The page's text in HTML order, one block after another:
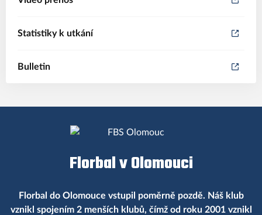
Statistiky k utkání
Bulletin
Florbal v Olomouci
Florbal do Olomouce vstupil poměrně pozdě. Náš klub
vznikl spojením 2 menších klubů, čímž od roku 2001 vznikl